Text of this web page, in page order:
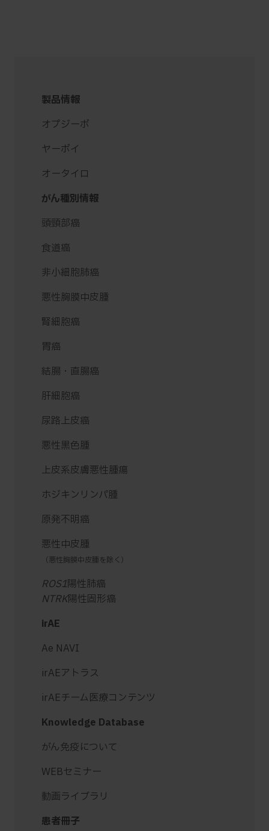
製品情報
オプジーボ
ヤーボイ
オータイロ
がん種別情報
頭頸部癌
食道癌
非小細胞肺癌
悪性胸膜中皮腫
腎細胞癌
胃癌
結腸・直腸癌
肝細胞癌
尿路上皮癌
悪性黒色腫
上皮系皮膚悪性腫瘍
ホジキンリンパ腫
原発不明癌
悪性中皮腫
（悪性胸膜中皮腫を除く）
ROS1陽性肺癌
NTRK陽性固形癌
irAE
Ae NAVI
irAEアトラス
irAEチーム医療コンテンツ
Knowledge Database
がん免疫について
WEBセミナー
動画ライブラリ
患者冊子